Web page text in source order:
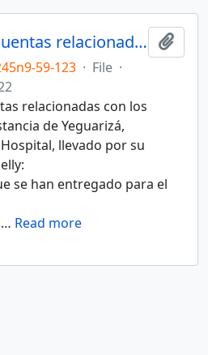
Documentos de cuentas relacionadas con los arrendatarias de la estancia de Yeguarizá, perteneciente al Real Hospital, llevado por su administrador, Juan Gelly
Add
59-123 · File ·
relacionadas con los
de Yeguarizá,
llevado por su
se han entregado para el
… Read more